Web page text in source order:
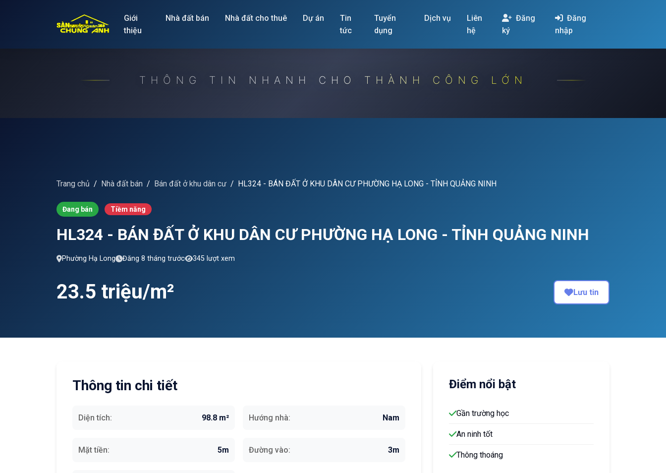
Giới
thiệu
Nhà đất bán Nhà đất cho thuê Dự án
Tin
tức
Tuyển
dụng
Dịch vụ
Liên
hệ
Đăng
ký
Đăng
nhập
THÔNG TIN NHANH CHO THÀNH CÔNG LỚN
Trang chủ Nhà đất bán Bán đất ở khu dân cư HL324 - BÁN ĐẤT Ở KHU DÂN CƯ PHƯỜNG HẠ LONG - TỈNH QUẢNG NINH
Đang bán Tiềm năng
HL324 - BÁN ĐẤT Ở KHU DÂN CƯ PHƯỜNG HẠ LONG - TỈNH QUẢNG NINH
Phường Hạ Long Đăng 8 tháng trước 345 lượt xem
23.5 triệu/m² Lưu tin
Thông tin chi tiết
Diện tích: 98.8 m² Hướng nhà: Nam
Mặt tiền: 5m Đường vào: 3m
Điểm nổi bật
Gần trường học
An ninh tốt
Thông thoáng